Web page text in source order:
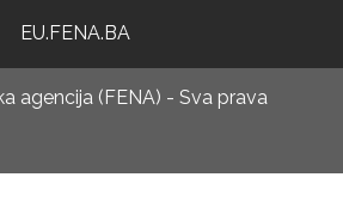
EU.FENA.BA
agencija (FENA) - Sva prava